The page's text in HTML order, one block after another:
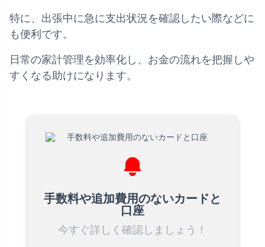
特に、出張中に急に支出状況を確認したい際などに
も便利です。
日常の家計管理を効率化し、お金の流れを把握しや
すくなる助けになります。
手数料や追加費用のないカードと
口座
今すぐ詳しく確認しましょう！